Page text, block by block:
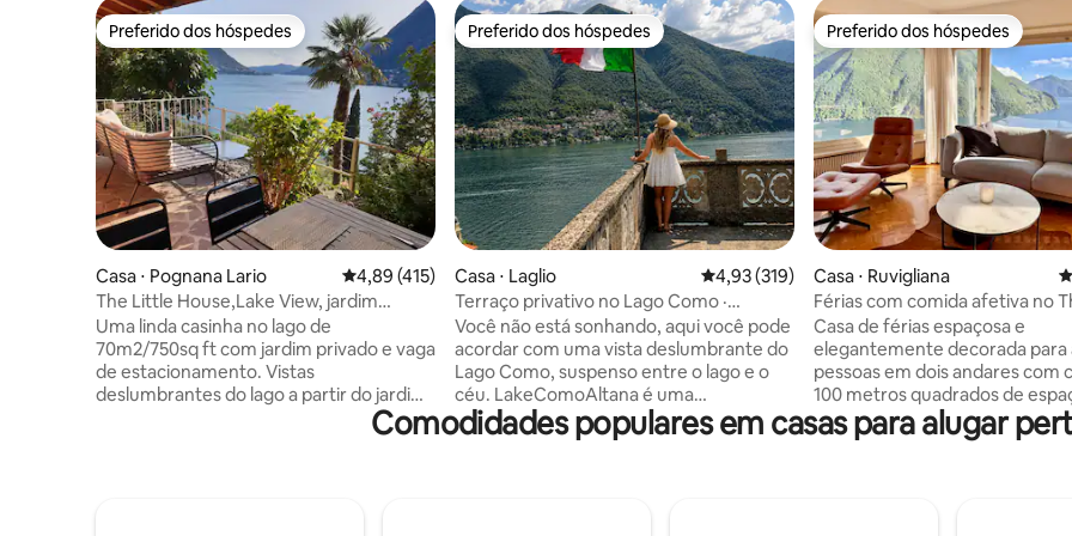
Preferido dos hóspedes
Preferido dos hóspedes
Casa ⋅ Pognana Lario 4,89 de uma avaliação média de 5, 415 avaliações
4,89 (415)
The Little House,Lake View, jardim
privado e estacionamento
Uma linda casinha no lago de
70m2/750sq ft com jardim privado e vaga
de estacionamento. Vistas
deslumbrantes do lago a partir do jardim,
terraço e de todos os quartos! Interiores
cuidadosamente selecionados com
Preferido dos hóspedes
Preferido dos hóspedes
Casa ⋅ Laglio 4,93 de uma avaliação média de 5, 319
4,93 (319)
Terraço privativo no Lago Como ·
George Clooney em Laglio
Você não está sonhando, aqui você pode
acordar com uma vista deslumbrante do
Lago Como, suspenso entre o lago e o
céu. LakeComoAltana é uma
propriedade única de 400 anos de idade
em Laglio com uma joia rara, um terraço
Preferido dos hóspedes
Preferido dos hóspedes
Casa ⋅ Ruvigliana
Férias com comida afetiva no
Panorama House Lugano
Casa de férias espaçosa e
elegantemente decorada para
pessoas em dois andares com
100 metros quadrados de
livre. 2 varandas + terraço com
metros quadrados adicionais
deslumbrante do Lago de
Comodidades populares em casas para alugar